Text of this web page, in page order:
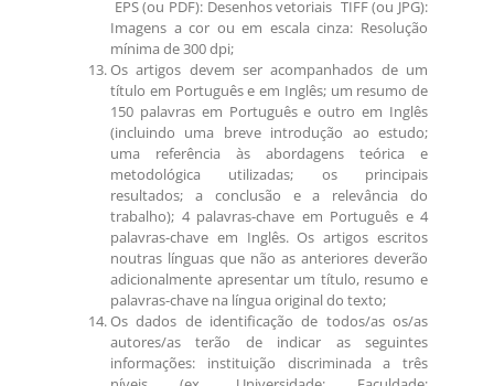
EPS (ou PDF): Desenhos vetoriais TIFF (ou JPG):
Imagens a cor ou em escala cinza: Resolução
mínima de 300dpi;
Os artigos devem ser acompanhados de um
título em Português e em Inglês; um resumo de
150 palavras em Português e outro em Inglês
(incluindo uma breve introdução ao estudo;
uma referência às abordagens teórica e
metodológica utilizadas; os principais
resultados; a conclusão e a relevância do
trabalho); 4 palavras-chave em Português e 4
palavras-chave em Inglês.Os artigos escritos
noutras línguas que não as anteriores deverão
adicionalmente apresentarum título, resumo e
palavras-chave na língua original do texto;
Os dados de identificação de todos/as os/as
autores/as terão de indicar as seguintes
informações: instituição discriminada a três